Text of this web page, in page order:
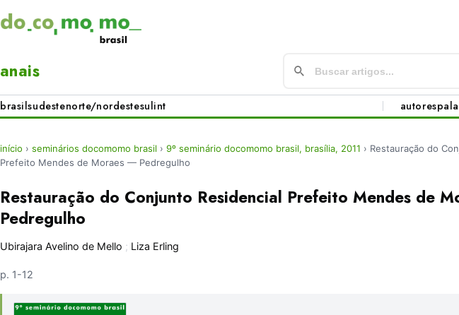
anais
brasilsudestenorte/nordestesulint autores
início › seminários docomomo brasil › 9º seminário docomomo brasil, brasília, 2011 › Restauração do
Prefeito Mendes de Moraes — Pedregulho
Restauração do Conjunto Residencial Prefeito Mendes de
Pedregulho
Ubirajara Avelino de Mello ; Liza Erling
p. 1-12